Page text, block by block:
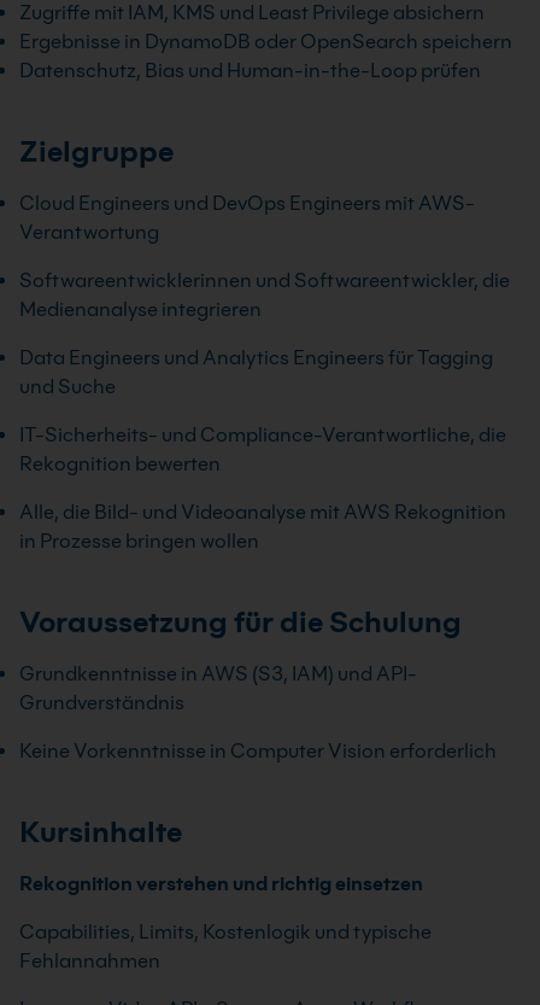
Zugriffe mit IAM, KMS und Least Privilege absichern
Ergebnisse in DynamoDB oder OpenSearch speichern
Datenschutz, Bias und Human-in-the-Loop prüfen
Zielgruppe
Cloud Engineers und DevOps Engineers mit AWS-
Verantwortung
Softwareentwicklerinnen und Softwareentwickler, die
Medienanalyse integrieren
Data Engineers und Analytics Engineers für Tagging
und Suche
IT-Sicherheits- und Compliance-Verantwortliche, die
Rekognition bewerten
Alle, die Bild- und Videoanalyse mit AWS Rekognition
in Prozesse bringen wollen
Voraussetzung für die Schulung
Grundkenntnisse in AWS (S3, IAM) und API-
Grundverständnis
Keine Vorkenntnisse in Computer Vision erforderlich
Kursinhalte
Rekognition verstehen und richtig einsetzen
Capabilities, Limits, Kostenlogik und typische
Fehlannahmen